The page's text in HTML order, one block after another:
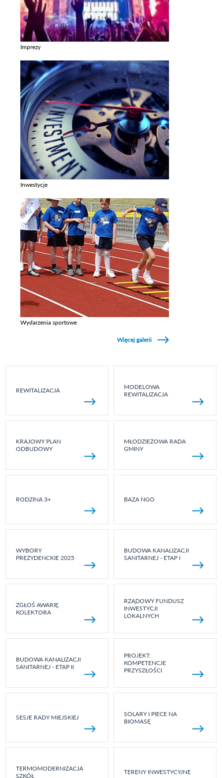
Imprezy
Inwestycje
Wydarzenia sportowe
Więcej galerii
REWITALIZACJA
MODELOWA
REWITALIZACJA
KRAJOWY PLAN
ODBUDOWY
MŁODZIEŻOWA RADA
GMINY
RODZINA 3+ BAZA NGO
WYBORY
PREZYDENCKIE 2025
BUDOWA KANALIZACJI
SANITARNEJ - ETAP I
ZGŁOŚ AWARIĘ
KOLEKTORA
RZĄDOWY FUNDUSZ
INWESTYCJI
LOKALNYCH
BUDOWA KANALIZACJI
SANITARNEJ - ETAP II
PROJEKT:
KOMPETENCJE
PRZYSZŁOŚCI
SESJE RADY MIEJSKIEJ
SOLARY I PIECE NA
BIOMASĘ
TERMOMODERNIZACJA
SZKÓŁ
TERENY INWESTYCYJNE